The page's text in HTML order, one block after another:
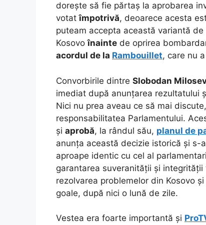
dorește să fie părtaș la aprobarea
votatîmpotrivă, deoarece acesta
puteam accepta această variantă
Kosovoînainte de oprirea
acordul de la Rambouillet, care nu
Convorbirile dintre Slobodan
imediat după anunțarea rezultatului
Nici nu prea aveau ce să mai
responsabilitatea Parlamentului.
și aprobă, la rândul său, planul de
anunța această decizie istorică și s-
aproape identic cu cel al
garantarea suveranității și
rezolvarea problemelor din Kosovo
goale, după nici o lună de zile.
Vestea era foarte importantă și